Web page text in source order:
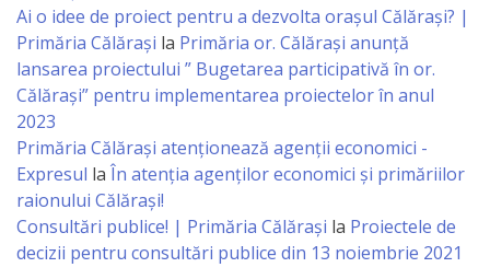
Proiecte
de
decizii
Deciziile
Consiliului
Consiliul
Ai o idee de proiect pentru a dezvolta orașul Călărași? |
Primăria Călărași la Primăria or. Călărași anunță
lansarea proiectului ” Bugetarea participativă în or.
Călărași” pentru implementarea proiectelor în anul
2023
Primăria Călăraşi atenţionează agenţii economici -
Expresul la În atenția agenților economici și primăriilor
raionului Călărași!
Consultări publice! | Primăria Călărași la Proiectele de
decizii pentru consultări publice din 13 noiembrie 2021